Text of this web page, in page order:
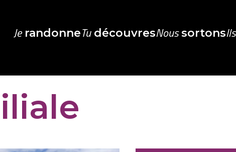
JerandonneTudécouvresNoussortons